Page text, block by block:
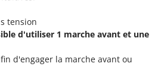
tension
d'utiliser 1 marche avant et une
d'engager la marche avant ou